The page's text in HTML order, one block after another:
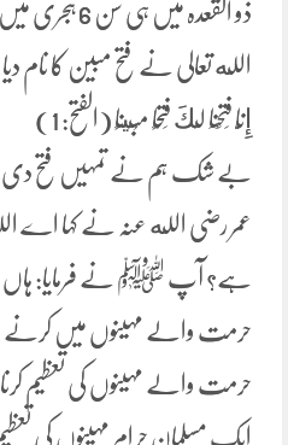
ذو القعدہ میں
الله تعالی نے فتح مبین کا نام
إِنَّا فَتَحْنَا لَكَ فَتْحًا مُبِينًا (الفتح: 1)
بے شک ہم نے تمہیں فتح دی،
عمر رضی الله عنہ نے کہا اے
ہے؟ آپ ﷺ نے فرمایا: ہاں
حرمت والے مہینوں میں
حرمت والے مہینوں کی تعظیم کرنا
ایک مسلمان حرام مہینوں کی